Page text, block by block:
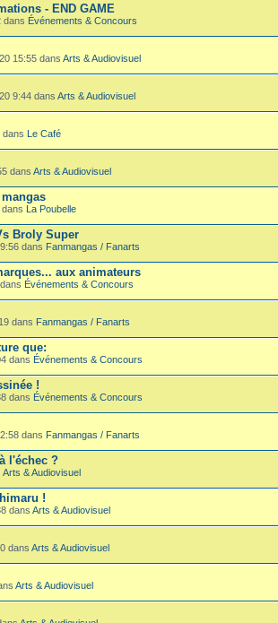
- END GAME
dans Événements & Concours
15:55 dans Arts & Audiovisuel
9:44 dans Arts & Audiovisuel
dans Le Café
dans Arts & Audiovisuel
La Poubelle
Broly Super
dans Fanmangas / Fanarts
aux animateurs
Événements & Concours
dans Fanmangas / Fanarts
que:
dans Événements & Concours
!
dans Événements & Concours
dans Fanmangas / Fanarts
l'échec ?
Arts & Audiovisuel
!
dans Arts & Audiovisuel
dans Arts & Audiovisuel
Arts & Audiovisuel